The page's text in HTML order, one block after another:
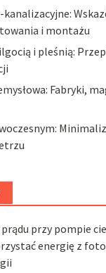
i montażu
i pleśnią:
Fabryki,
przy pompie
energię z